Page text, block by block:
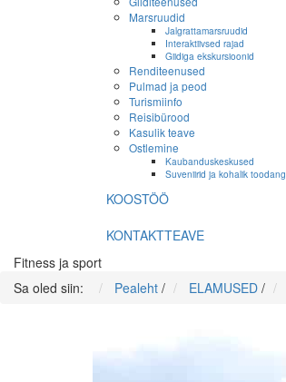
Marsruudid
Jalgrattamarsruudid
Interaktiivsed rajad
Giidiga ekskursioonid
Renditeenused
Pulmad ja peod
Turismiinfo
Reisibürood
Kasulik teave
Ostlemine
Kaubanduskeskused
Suveniirid ja kohalik toodang
KOOSTÖÖ
KONTAKTTEAVE
Fitness ja sport
Sa oled siin:
Pealeht / ELAMUSED /